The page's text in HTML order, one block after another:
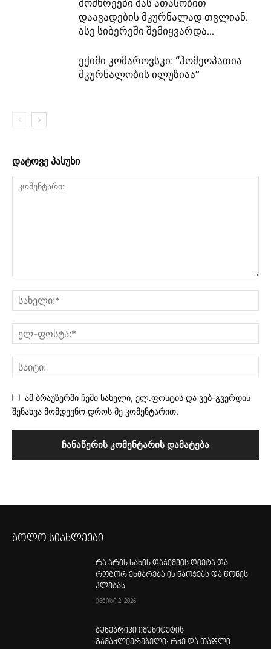
მომხრეები მას ათასობით
დაავადების მკურნალად თვლიან.
ასე სიბერეში შემიყვარდა...
ექიმი კომაროვსკი: “ჰომეოპათია
მკურნალობის ილუზიაა”
დატოვე პასუხი
ამ ბრაუზერში ჩემი სახელი, ელ.ფოსტის და ვებ-გვერდის
შენახვა მომდევნო დროს მე კომენტარით.
ბოლო სიახლეები
რა არის სახის დაჭიმვის დიეტა და
როგორ ეხმარება ის ნაოჭებს და წონის
კლებას
ივნისი 2, 2026
ბუნებრივი იმუნიტეტის
გამაძლიერებელი: რძე და თაფლი